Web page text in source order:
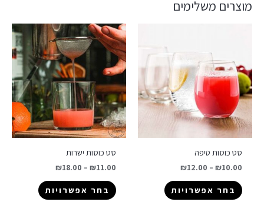
מוצרים משלימים
סט כוסות טיפה
₪10.00
–
₪12.00
בחר אפשרויות
סט כוסות ישרות
₪11.00
–
₪18.00
בחר אפשרויות